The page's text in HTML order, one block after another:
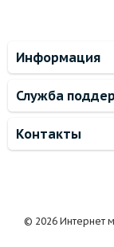
Информация
Служба
Контакты
© 2026 Интернет